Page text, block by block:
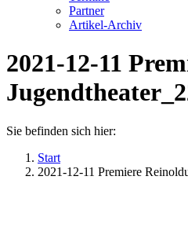
Partner
Artikel-Archiv
2021-12-11
Sie befinden sich hier:
Start
2021-12-11 Premiere